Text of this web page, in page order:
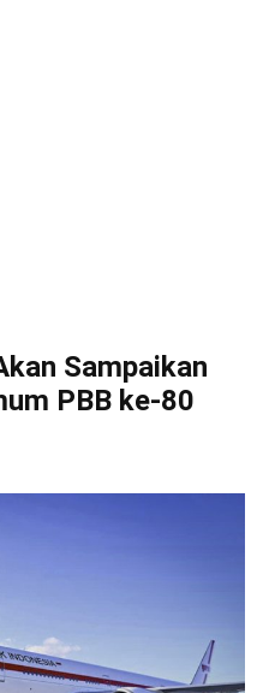
Sampaikan
PBB ke-80